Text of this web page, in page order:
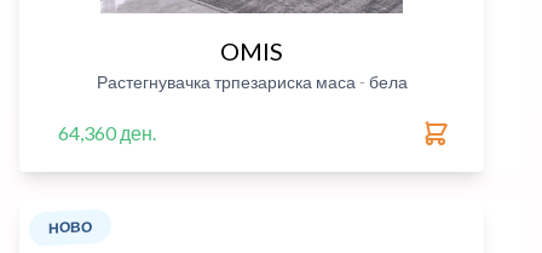
OMIS
Растегнувачка трпезариска маса - бела
64,360 ден.
НОВО